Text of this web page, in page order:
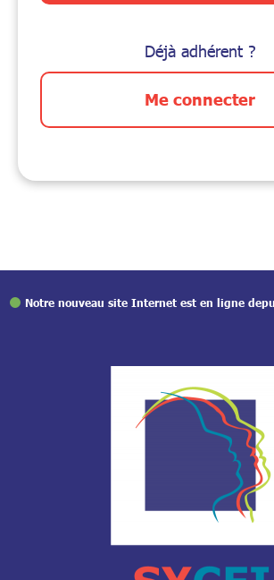
Déjà adhérent ?
Me connecter
Notre nouveau site Internet est en ligne